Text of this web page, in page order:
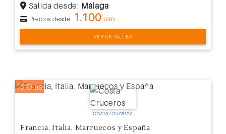
Salida desde: Málaga
Precios desde: 1.100 USD
VER DETALLES
12 Días
Costa Cruceros
Francia, Italia, Marruecos y España